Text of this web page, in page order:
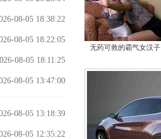
08-05 18:38:22
08-05 18:22:05
08-05 18:11:25
08-05 13:47:00
08-05 13:18:39
08-05 12:35:22
无药可救的霸气女汉子